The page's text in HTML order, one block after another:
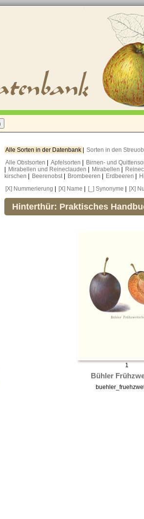
Alle Sorten in der Datenbank Sorten in den
Alle Obstsorten
Apfelsorten Birnen- und
Mirabellen und Reineclauden Mirabellen
kirschen
Beerenobst Brombeeren Erdbeeren
[X] Nummerierung
[X] Name [_] Synonyme [X]
Hinterthür: Praktisches
1
Bühler